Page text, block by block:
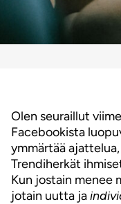
Olen seuraillut
Facebookista
ymmärtää
Trendiherkät
Kun jostain menee
jotain uutta ja